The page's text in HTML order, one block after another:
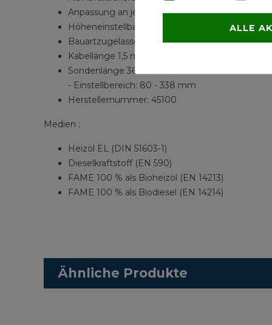
Anpassung an jede Tankgröße,
Höheneinstellbar
Bauartzugelassen Z-65.17-182
Kabellänge 1,5 m
Sondenlänge 360 mm
- Einstellbereich: 80 - 338 mm
Herstellernummer: 45100
Medien :
Heizöl EL (DIN 51603-1)
Dieselkraftstoff (EN 590)
FAME 100 % als Bioheizöl (EN 14213)
FAME 100 % als Biodiesel (EN 14214)
Ähnliche Produkte
ALLE